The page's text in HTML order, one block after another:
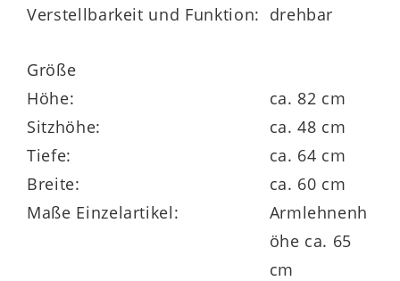
darauf abgestimmten Esstischen
sechsverschiedenen
mitdrei Gestellen
zur Wahl. Alternativ
gibt es sie auch ohne Dreh- und
Rückholfunktion. Gegen Mehrpreis sind
die Esszimmerstühle mit Filzgleitern für
das Metallstativ erhältlich.
Verstellbarkeit und Funktion: drehbar
Größe
Höhe:
ca. 82 cm
Sitzhöhe:
ca. 48 cm
Tiefe:
ca. 64 cm
Breite:
ca. 60 cm
Maße Einzelartikel:
Armlehnenh
öhe ca. 65
cm